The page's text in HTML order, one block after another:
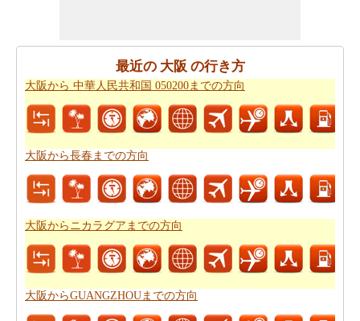
灣までの飛行時間をチェックして下さい。
あなたはそれが確からしいの停止ポイントとあなたの旅
の途中でポイントを与えマップたいですか。 大阪から台
灣までの道路ルートプランはあなたがチェックすること
をお勧めします。
あなたのルートを得ることが計画された後、あなたの旅
のために駆動するためのコストの公正な見積もりを有す
ることが重要です。あなたはこの大阪から台灣までの旅
最近の 大阪 の行き方
大阪から 中華人民共和国 050200までの方向
大阪から長春までの方向
大阪からニカラグアまでの方向
大阪からGUANGZHOUまでの方向